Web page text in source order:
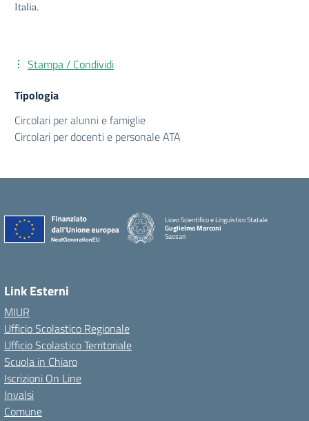
Italia.
Stampa / Condividi
Tipologia
Circolari per alunni e famiglie
Circolari per docenti e personale ATA
Liceo Scientifico e Linguistico Statale
Guglielmo Marconi
Sassari
Link Esterni
MIUR
Ufficio Scolastico Regionale
Ufficio Scolastico Territoriale
Scuola in Chiaro
Iscrizioni On Line
Invalsi
Comune